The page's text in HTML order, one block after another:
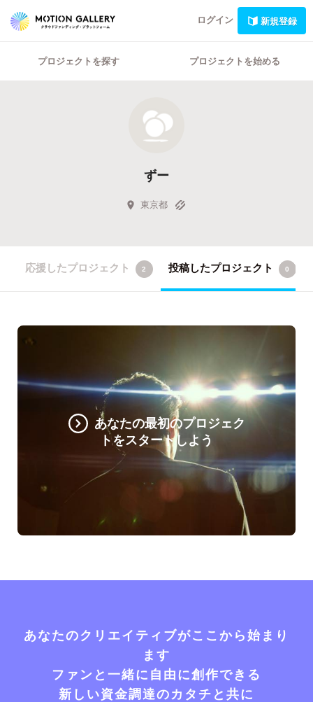
ログイン 新規登録
プロジェクトを探す プロジェクトを始める
ずー
東京都
応援したプロジェクト 2 投稿したプロジェクト 0
あなたの最初のプロジェク
トをスタートしよう
あなたのクリエイティブがここから始まり
ます
ファンと一緒に自由に創作できる
新しい資金調達のカタチと共に